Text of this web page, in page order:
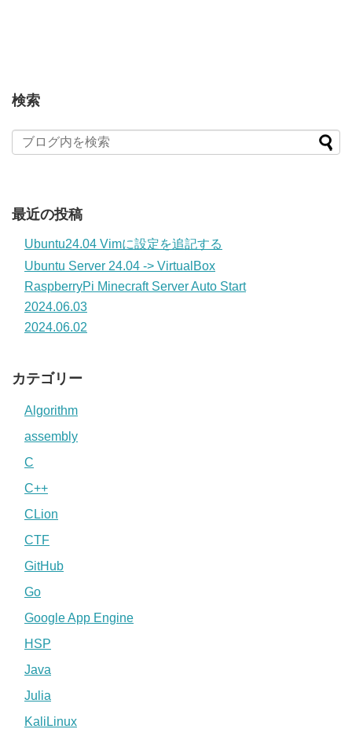
検索
最近の投稿
Ubuntu24.04 Vimに設定を追記する
Ubuntu Server 24.04 -> VirtualBox
RaspberryPi Minecraft Server Auto Start
2024.06.03
2024.06.02
カテゴリー
Algorithm
assembly
C
C++
CLion
CTF
GitHub
Go
Google App Engine
HSP
Java
Julia
KaliLinux